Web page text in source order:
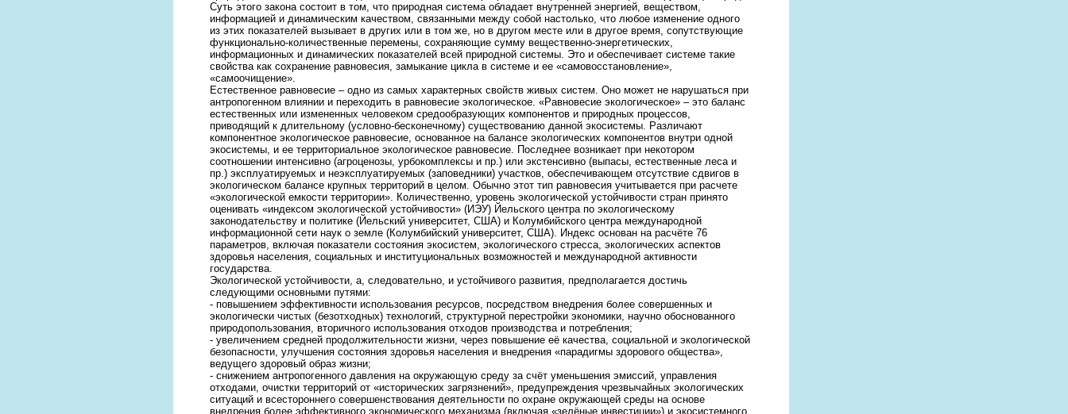
Суть этого закона состоит в том, что природная система обладает внутренней энергией, веществом,
информацией и динамическим качеством, связанными между собой настолько, что любое изменение одного
из этих показателей вызывает в других или в том же, но в другом месте или в другое время, сопутствующие
функционально-количественные перемены, сохраняющие сумму вещественно-энергетических,
информационных и динамических показателей всей природной системы. Это и обеспечивает системе такие
свойства как сохранение равновесия, замыкание цикла в системе и ее «самовосстановление»,
«самоочищение».
Естественное равновесие – одно из самых характерных свойств живых систем. Оно может не нарушаться при
антропогенном влиянии и переходить в равновесие экологическое. «Равновесие экологическое» – это баланс
естественных или измененных человеком средообразующих компонентов и природных процессов,
приводящий к длительному (условно-бесконечному) существованию данной экосистемы. Различают
компонентное экологическое равновесие, основанное на балансе экологических компонентов внутри одной
экосистемы, и ее территориальное экологическое равновесие. Последнее возникает при некотором
соотношении интенсивно (агроценозы, урбокомплексы и пр.) или экстенсивно (выпасы, естественные леса и
пр.) эксплуатируемых и неэксплуатируемых (заповедники) участков, обеспечивающем отсутствие сдвигов в
экологическом балансе крупных территорий в целом. Обычно этот тип равновесия учитывается при расчете
«экологической емкости территории». Количественно, уровень экологической устойчивости стран принято
оценивать «индексом экологической устойчивости» (ИЭУ) Йельского центра по экологическому
законодательству и политике (Йельский университет, США) и Колумбийского центра международной
информационной сети наук о земле (Колумбийский университет, США). Индекс основан на расчёте 76
параметров, включая показатели состояния экосистем, экологического стресса, экологических аспектов
здоровья населения, социальных и институциональных возможностей и международной активности
государства.
Экологической устойчивости, а, следовательно, и устойчивого развития, предполагается достичь
следующими основными путями:
- повышением эффективности использования ресурсов, посредством внедрения более совершенных и
экологически чистых (безотходных) технологий, структурной перестройки экономики, научно обоснованного
природопользования, вторичного использования отходов производства и потребления;
- увеличением средней продолжительности жизни, через повышение её качества, социальной и экологической
безопасности, улучшения состояния здоровья населения и внедрения «парадигмы здорового общества»,
ведущего здоровый образ жизни;
- снижением антропогенного давления на окружающую среду за счёт уменьшения эмиссий, управления
отходами, очистки территорий от «исторических загрязнений», предупреждения чрезвычайных экологических
ситуаций и всестороннего совершенствования деятельности по охране окружающей среды на основе
внедрения более эффективного экономического механизма (включая «зелёные инвестиции») и экосистемного